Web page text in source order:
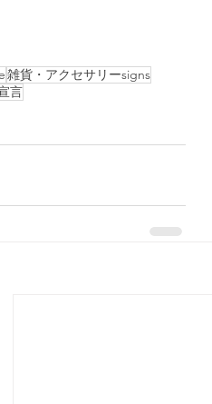
雑貨・アクセサリーsigns
言